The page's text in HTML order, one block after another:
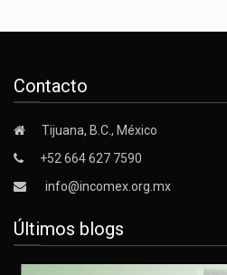
Contacto
Tijuana, B.C., México
+52 664 627 7590
info@incomex.org.mx
Últimos blogs